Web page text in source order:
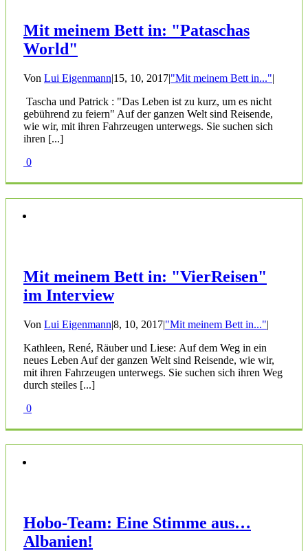
Mit meinem Bett in: "Pataschas
World"
Von Lui Eigenmann|15, 10, 2017|"Mit meinem Bett in..."|
Tascha und Patrick : "Das Leben ist zu kurz, um es nicht
gebührend zu feiern" Auf der ganzen Welt sind Reisende,
wie wir, mit ihren Fahrzeugen unterwegs. Sie suchen sich
ihren [...]
0
Mit meinem Bett in: "VierReisen"
im Interview
Von Lui Eigenmann|8, 10, 2017|"Mit meinem Bett in..."|
Kathleen, René, Räuber und Liese: Auf dem Weg in ein
neues Leben Auf der ganzen Welt sind Reisende, wie wir,
mit ihren Fahrzeugen unterwegs. Sie suchen sich ihren Weg
durch steiles [...]
0
Hobo-Team: Eine Stimme aus…
Albanien!